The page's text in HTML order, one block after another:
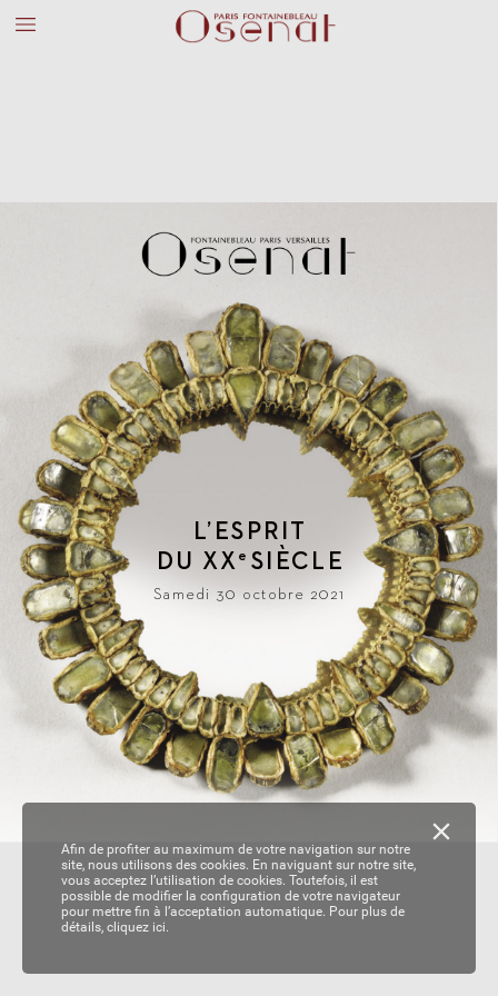
L’ESPRIT
DU XX e SIÈCLE
Samedi 30 octobre 2021
Afin de profiter au maximum de votre navigation sur notre
site, nous utilisons des cookies. En naviguant sur notre site,
vous acceptez l’utilisation de cookies. Toutefois, il est
possible de modifier la configuration de votre navigateur
pour mettre fin à l’acceptation automatique. Pour plus de
détails, cliquez ici.